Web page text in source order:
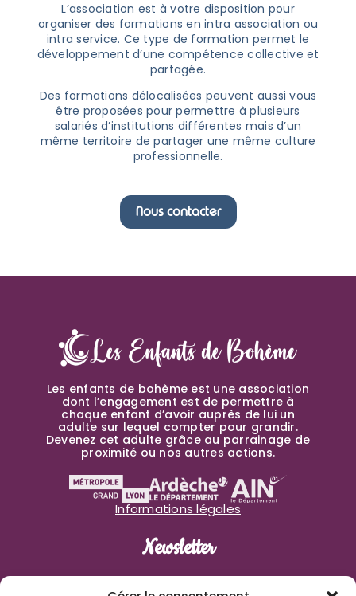
L’association est à votre disposition pour
organiser des formations en intra association ou
intra service. Ce type de formation permet le
développement d’une compétence collective et
partagée.
Des formations délocalisées peuvent aussi vous
être proposées pour permettre à plusieurs
salariés d’institutions différentes mais d’un
même territoire de partager une même culture
professionnelle.
Nous contacter
Les enfants de bohème est une association
dont l’engagement est de permettre à
chaque enfant d’avoir auprès de lui un
adulte sur lequel compter pour grandir.
Devenez cet adulte grâce au parrainage de
proximité ou nos autres actions.
Informations légales
Newsletter